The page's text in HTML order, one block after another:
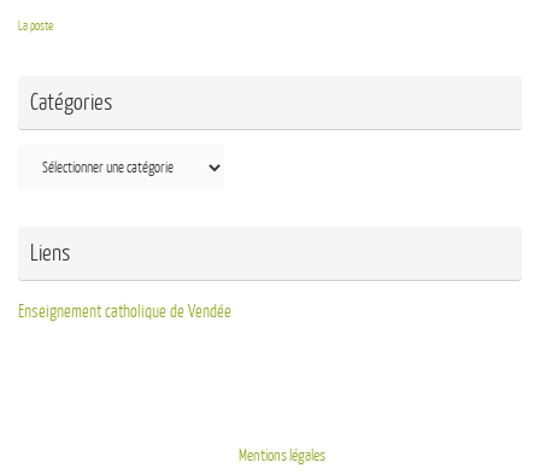
La poste
Catégories
Liens
Enseignement catholique de Vendée
Mentions légales